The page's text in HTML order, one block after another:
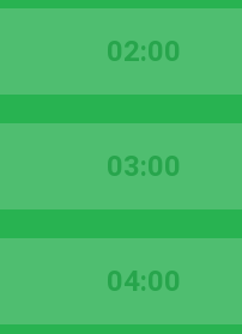
02:00
03:00
04:00